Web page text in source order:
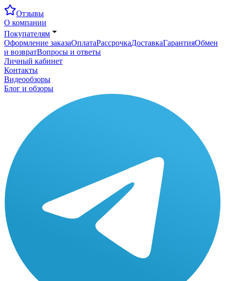
Отзывы
О компании
Покупателям
Оформление заказаОплатаРассрочкаДоставкаГарантияОбмен
и возвратВопросы и ответы
Личный кабинет
Контакты
Видеообзоры
Блог и обзоры